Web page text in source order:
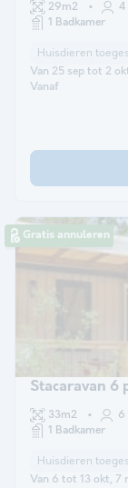
29m2 4
1 Badkamer
Huisdieren
Van 25 sep tot 2
Vanaf
Gratis annuleren
Stacaravan 6
33m2 6
1 Badkamer
Huisdieren
Van 6 tot 13 okt, 7